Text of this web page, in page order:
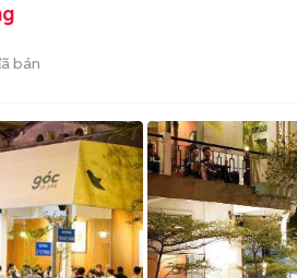
bán